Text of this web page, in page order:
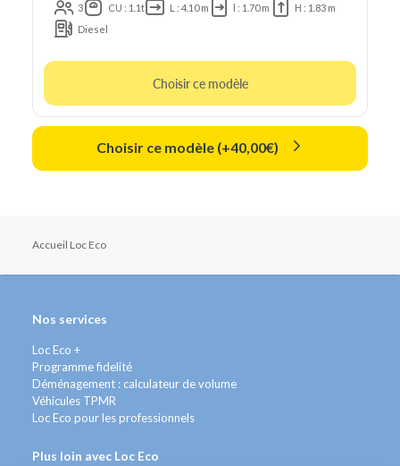
3 CU : 1.1t L : 4.10 m l : 1.70 m
H : 1.83 m
Diesel
Choisir ce modèle
Choisir ce modèle (+40,00€)
Accueil Loc Eco
Nos services
Loc Eco +
Programme fidelité
Déménagement : calculateur de volume
Véhicules TPMR
Loc Eco pour les professionnels
Plus loin avec Loc Eco